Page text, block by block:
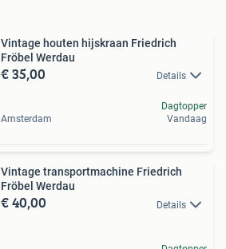
Vintage houten hijskraan Friedrich
Fröbel Werdau
€ 35,00 Details
Amsterdam
Dagtopper
Vandaag
Vintage transportmachine Friedrich
Fröbel Werdau
€ 40,00 Details